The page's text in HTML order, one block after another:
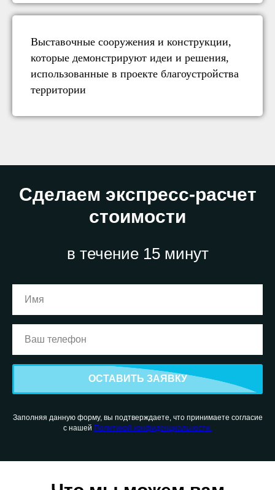
Выставочные сооружения и конструкции,
которые демонстрируют идеи и решения,
использованные в проекте благоустройства
территории
Сделаем экспресс-расчет
стоимости
в течение 15 минут
ОСТАВИТЬ ЗАЯВКУ
Заполняя данную форму, вы подтверждаете, что принимаете согласие
с нашей Политикой конфиденциальности.